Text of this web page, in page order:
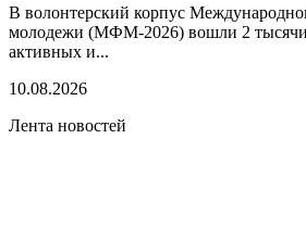
В волонтерский корпус
молодежи (МФМ-2026) вошли 2
активных и...
10.08.2026
Лента новостей